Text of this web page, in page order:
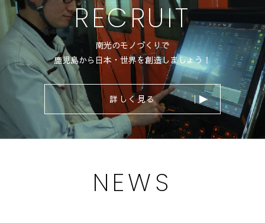
RECRUIT
南光のモノづくりで
鹿児島から日本・世界を創造しましょう！
詳しく見る
NEWS